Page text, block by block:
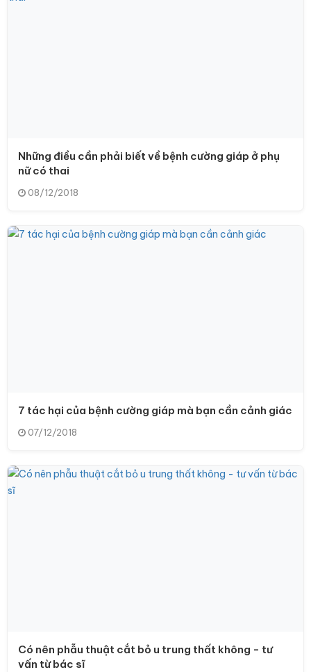
Những điều cần phải biết về bệnh cường giáp ở phụ
nữ có thai
08/12/2018
7 tác hại của bệnh cường giáp mà bạn cần cảnh giác
07/12/2018
Có nên phẫu thuật cắt bỏ u trung thất không - tư
vấn từ bác sĩ